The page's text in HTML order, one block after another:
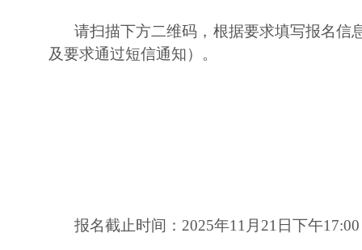
请扫描下方二维码，根据要求填写报名信
及要求通过短信通知）。
报名截止时间：2025年11月21日下午17:00